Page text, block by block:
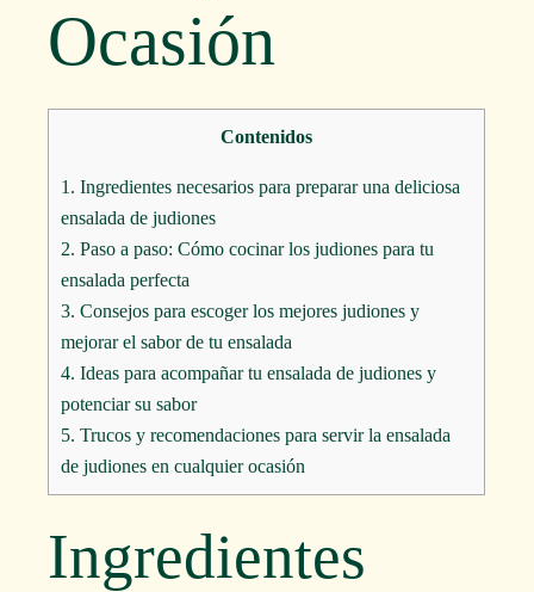
Ocasión
Contenidos
1. Ingredientes necesarios para preparar una deliciosa
ensalada de judiones
2. Paso a paso: Cómo cocinar los judiones para tu
ensalada perfecta
3. Consejos para escoger los mejores judiones y
mejorar el sabor de tu ensalada
4. Ideas para acompañar tu ensalada de judiones y
potenciar su sabor
5. Trucos y recomendaciones para servir la ensalada
de judiones en cualquier ocasión
Ingredientes